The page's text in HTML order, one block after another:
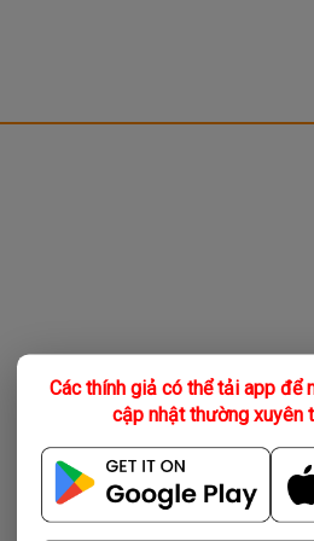
Các thính giả có thể tải app để
cập nhật thường xuyên